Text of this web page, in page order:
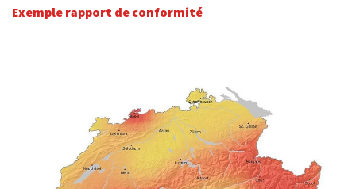
Exemple rapport de conformité